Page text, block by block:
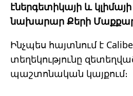
էներգետիկայի և
նախարար Քերի
Ինչպես հայտնում է
տեղեկությունը
պաշտոնական կայքում։